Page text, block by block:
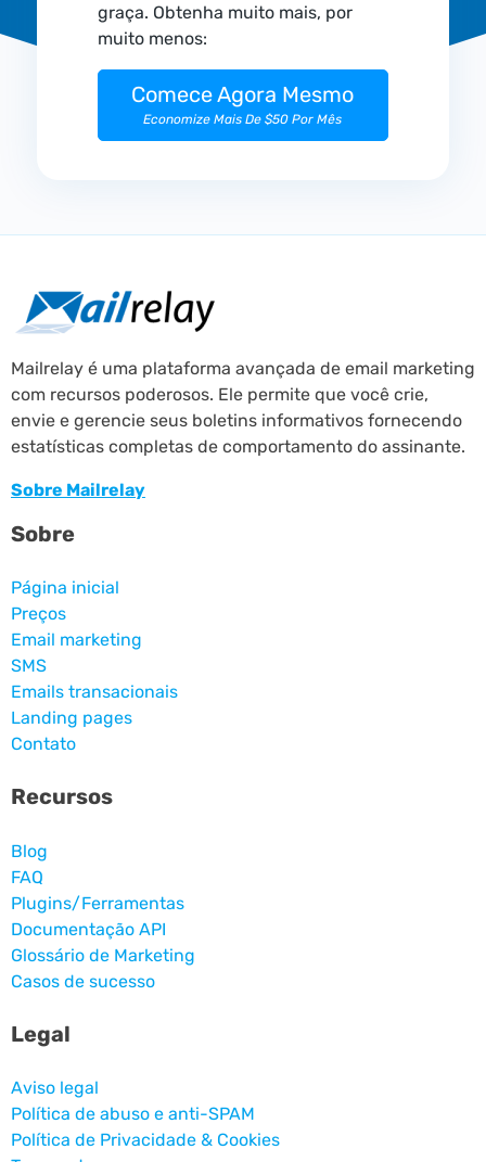
graça. Obtenha muito mais, por
muito menos:
Comece Agora Mesmo
Economize Mais De $50 Por Mês
Mailrelay é uma plataforma avançada de email marketing
com recursos poderosos. Ele permite que você crie,
envie e gerencie seus boletins informativos fornecendo
estatísticas completas de comportamento do assinante.
Sobre Mailrelay
Sobre
Página inicial
Preços
Email marketing
SMS
Emails transacionais
Landing pages
Contato
Recursos
Blog
FAQ
Plugins/Ferramentas
Documentação API
Glossário de Marketing
Casos de sucesso
Legal
Aviso legal
Política de abuso e anti-SPAM
Política de Privacidade & Cookies